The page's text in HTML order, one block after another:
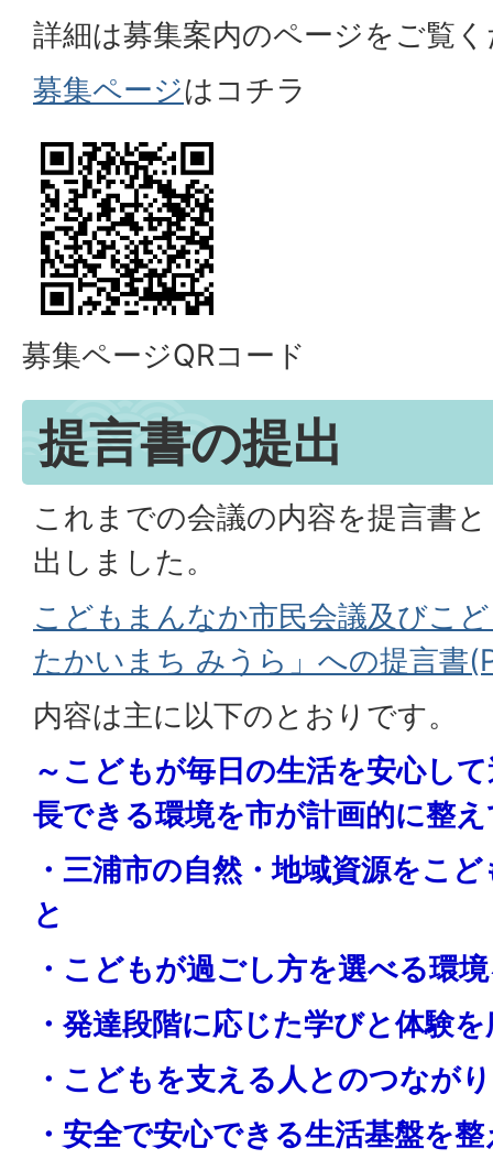
詳細は募集案内のページをご覧
募集ページはコチラ
募集ページQRコード
提言書の提出
これまでの会議の内容を提言書
出しました。
こどもまんなか市民会議及びこ
たかいまち みうら」への提言書
内容は主に以下のとおりです。
～こどもが毎日の生活を安心し
長できる環境を市が計画的に整
・三浦市の自然・地域資源をこ
と
・こどもが過ごし方を選べる環
・発達段階に応じた学びと体験
・こどもを支える人とのつなが
・安全で安心できる生活基盤を